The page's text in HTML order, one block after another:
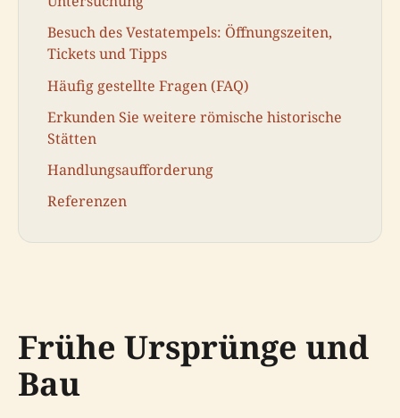
Besuch des Vestatempels: Öffnungszeiten,
Tickets und Tipps
Häufig gestellte Fragen (FAQ)
Erkunden Sie weitere römische historische
Stätten
Handlungsaufforderung
Referenzen
Frühe Ursprünge und
Bau